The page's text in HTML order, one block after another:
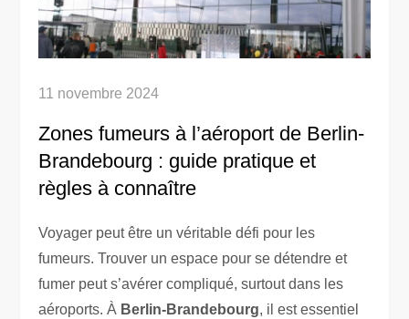
11 novembre 2024
Zones fumeurs à l’aéroport de Berlin-
Brandebourg : guide pratique et
règles à connaître
Voyager peut être un véritable défi pour les
fumeurs. Trouver un espace pour se détendre et
fumer peut s’avérer compliqué, surtout dans les
aéroports. À Berlin-Brandebourg, il est essentiel